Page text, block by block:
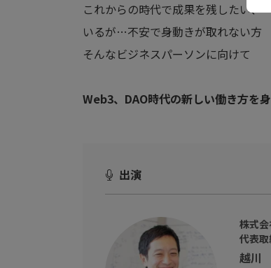
これからの時代で成果を残したい
いるが…不安で身動きが取れない方
そんなビジネスパーソンに向けて
Web3、DAO時代の新しい働き方を
出演
株式
代表
越川